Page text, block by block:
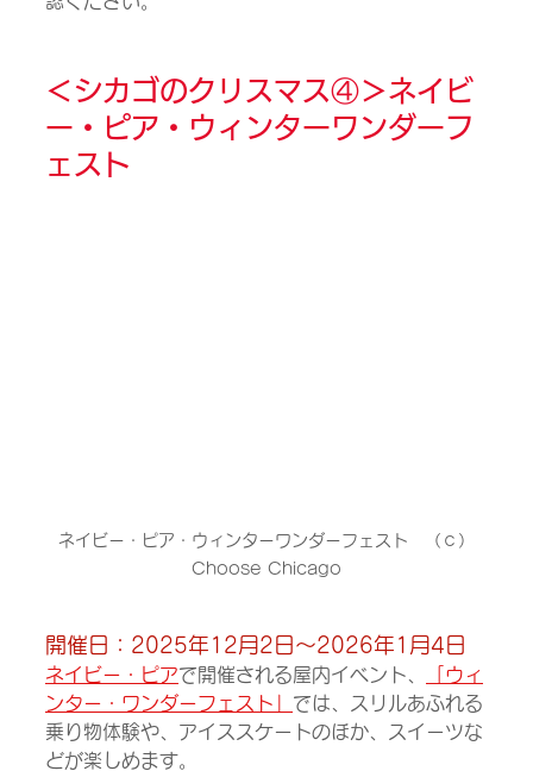
＜ シカゴのクリスマス④＞ネイビ
ー・ピア・ウィンターワンダーフ
ェスト
ネイビー・ピア・ウィンターワンダーフェスト　（ｃ）
Choose Chicago
開催日：2025年12月2日～2026年1月4日
ネイビー・ピアで開催される屋内イベント、
「ウィ
ンター・ワンダーフェスト」 では、スリルあふれる
乗り物体験や、アイススケートのほか、スイーツな
どが楽しめます。